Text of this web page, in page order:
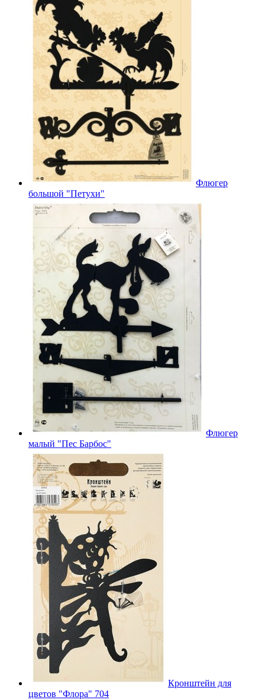
Флюгер
большой "Петухи"
Флюгер
малый "Пес Барбос"
Кронштейн для
цветов "Флора" 704